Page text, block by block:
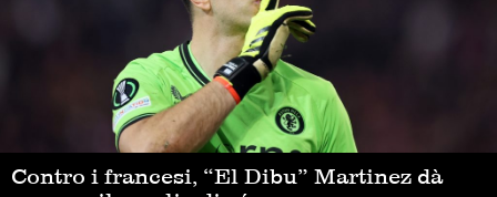
Contro i francesi, “El Dibu” Martinez dà